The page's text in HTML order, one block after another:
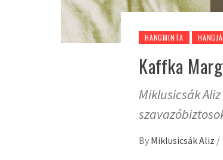
HANGMINTA
Kaffka
Miklusicsák
By Miklusicsák Aliz /